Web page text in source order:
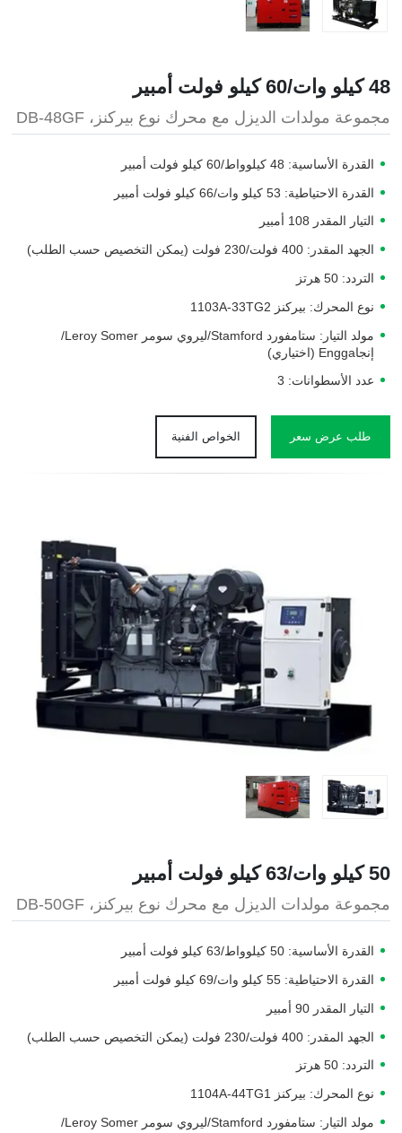
48 كيلو وات/60 كيلو فولت أمبير
مجموعة مولدات الديزل مع محرك نوع بيركنز، DB-48GF
القدرة الأساسية: 48 كيلوواط/60 كيلو فولت أمبير
القدرة الاحتياطية: 53 كيلو وات/66 كيلو فولت أمبير
التيار المقدر 108 أمبير
الجهد المقدر: 400 فولت/230 فولت (يمكن التخصيص حسب الطلب)
التردد: 50 هرتز
نوع المحرك: بيركنز 1103A-33TG2
مولد التيار: ستامفورد Stamford/ليروي سومر Leroy Somer/
إنجاEngga (اختياري)
عدد الأسطوانات: 3
طلب عرض سعر الخواص الفنية
50 كيلو وات/63 كيلو فولت أمبير
مجموعة مولدات الديزل مع محرك نوع بيركنز، DB-50GF
القدرة الأساسية: 50 كيلوواط/63 كيلو فولت أمبير
القدرة الاحتياطية: 55 كيلو وات/69 كيلو فولت أمبير
التيار المقدر 90 أمبير
الجهد المقدر: 400 فولت/230 فولت (يمكن التخصيص حسب الطلب)
التردد: 50 هرتز
نوع المحرك: بيركنز 1104A-44TG1
مولد التيار: ستامفورد Stamford/ليروي سومر Leroy Somer/